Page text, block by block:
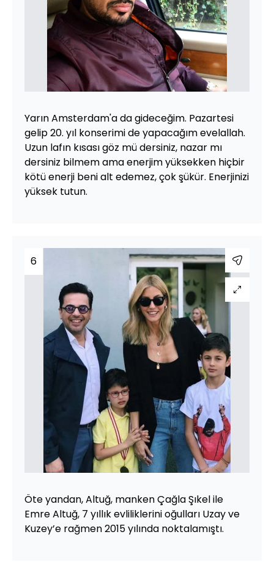
Yarın Amsterdam'a da gideceğim. Pazartesi
gelip 20. yıl konserimi de yapacağım evelallah.
Uzun lafın kısası göz mü dersiniz, nazar mı
dersiniz bilmem ama enerjim yüksekken hiçbir
kötü enerji beni alt edemez, çok şükür. Enerjinizi
yüksek tutun.
6
Öte yandan, Altuğ, manken Çağla Şıkel ile
Emre Altuğ, 7 yıllık evliliklerini oğulları Uzay ve
Kuzey’e rağmen 2015 yılında noktalamıştı.